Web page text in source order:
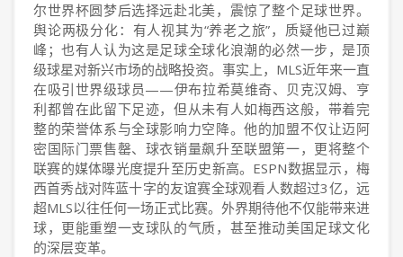
尔世界杯圆梦后选择远赴北美，震惊了整个足球世界。
舆论两极分化：有人视其为“养老之旅”，质疑他已过巅
峰；也有人认为这是足球全球化浪潮的必然一步，是顶
级球星对新兴市场的战略投资。事实上，MLS近年来一直
在吸引世界级球员——伊布拉希莫维奇、贝克汉姆、亨
利都曾在此留下足迹，但从未有人如梅西这般，带着完
整的荣誉体系与全球影响力空降。他的加盟不仅让迈阿
密国际门票售罄、球衣销量飙升至联盟第一，更将整个
联赛的媒体曝光度提升至历史新高。ESPN数据显示，梅
西首秀战对阵蓝十字的友谊赛全球观看人数超过3亿，远
超MLS以往任何一场正式比赛。外界期待他不仅能带来进
球，更能重塑一支球队的气质，甚至推动美国足球文化
的深层变革。